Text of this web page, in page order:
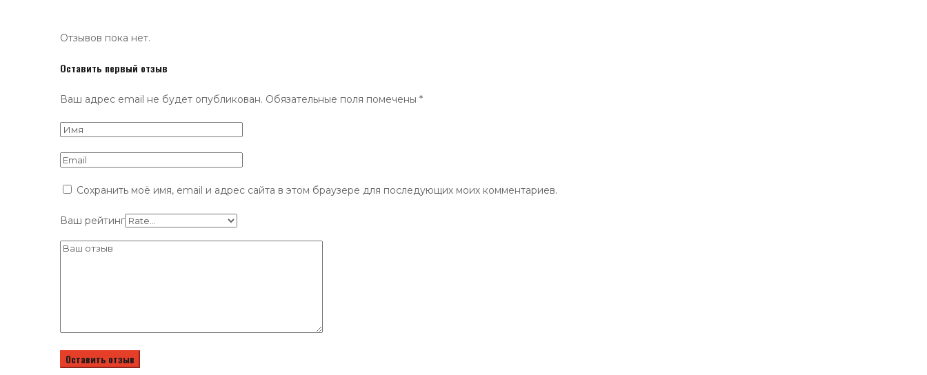
Отзывов пока нет.
Оставить первый отзыв
Ваш адрес email не будет опубликован. Обязательные поля помечены *
Сохранить моё имя, email и адрес сайта в этом браузере для последующих моих комментариев.
Ваш рейтинг